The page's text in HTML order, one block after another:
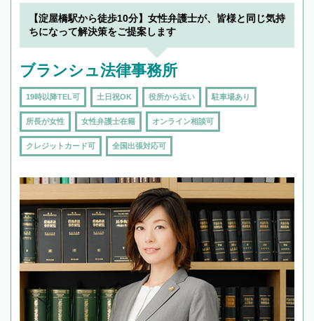
【淀屋橋駅から徒歩10分】女性弁護士が、皆様と同じ気持
ちになって解決策をご提案します
ブランシュ法律事務所
19時以降TEL可 土日祝OK 役所から近い 駐車場あり
所長が女性 女性弁護士在籍 オンライン相談可
クレジットカード可 全国出張対応可